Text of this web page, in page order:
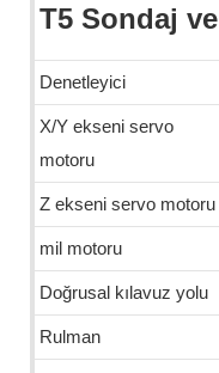
T5 Sondaj ve
Denetleyici
X/Y ekseni servo
motoru
Z ekseni servo motoru
mil motoru
Doğrusal kılavuz yolu
Rulman